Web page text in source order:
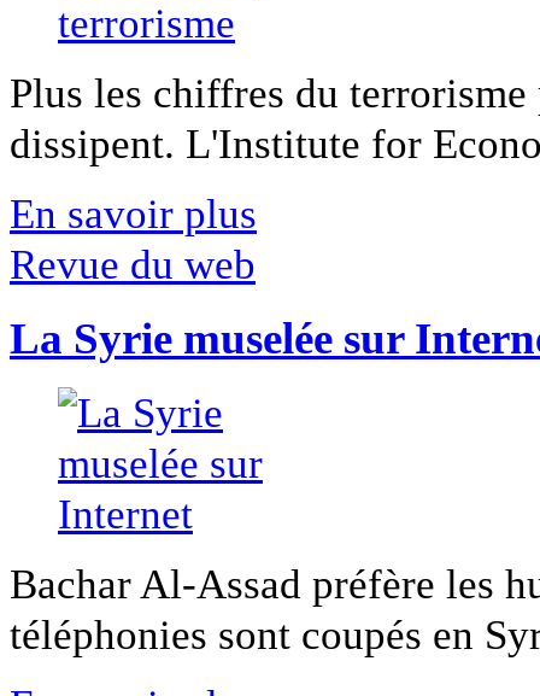
Plus les chiffres du
dissipent. L'Institute for
En savoir plus
Revue du web
La Syrie muselée sur
Bachar Al-Assad préfère les
téléphonies sont coupés en